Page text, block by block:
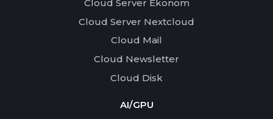
Cloud Server Ekonom
Cloud Server Nextcloud
Cloud Mail
Cloud Newsletter
Cloud Disk
AI/GPU